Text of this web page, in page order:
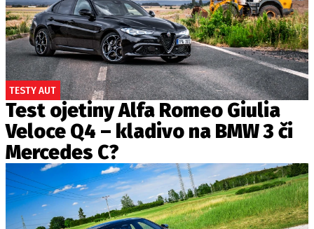
TESTY AUT
Test ojetiny Alfa Romeo Giulia
Veloce Q4 – kladivo na BMW 3 či
Mercedes C?